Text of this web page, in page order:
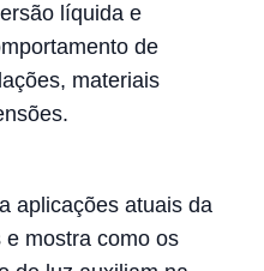
líquida e
de
materiais
aplicações atuais da
mostra como os